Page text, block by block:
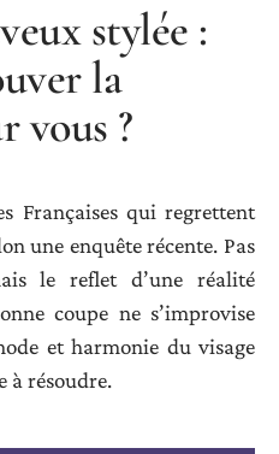
stylée :
la
vous ?
Françaises qui regrettent
une enquête récente. Pas
le reflet d’une réalité
coupe ne s’improvise
et harmonie du visage
à résoudre.